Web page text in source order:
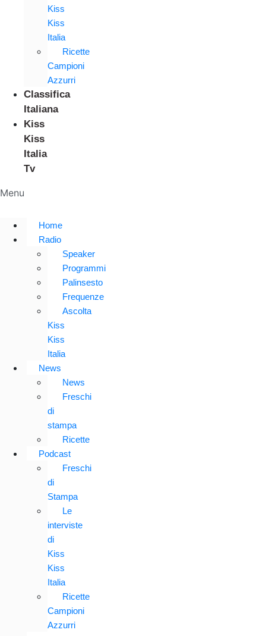
Kiss
Kiss
Italia
Ricette
Campioni
Azzurri
Classifica
Italiana
Kiss
Kiss
Italia
Tv
Menu
Home
Radio
Speaker
Programmi
Palinsesto
Frequenze
Ascolta
Kiss
Kiss
Italia
News
News
Freschi
di
stampa
Ricette
Podcast
Freschi
di
Stampa
Le
interviste
di
Kiss
Kiss
Italia
Ricette
Campioni
Azzurri